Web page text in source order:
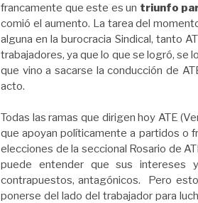
francamente que este es un triunfo
comió el aumento. La tarea del
alguna en la burocracia Sindical, tanto
trabajadores, ya que lo que se logró, se
que vino a sacarse la conducción de
acto.
Todas las ramas que dirigen hoy ATE
que apoyan políticamente a partidos o
elecciones de la seccional Rosario de
puede entender que sus
contrapuestos, antagónicos. Pero
ponerse del lado del trabajador para